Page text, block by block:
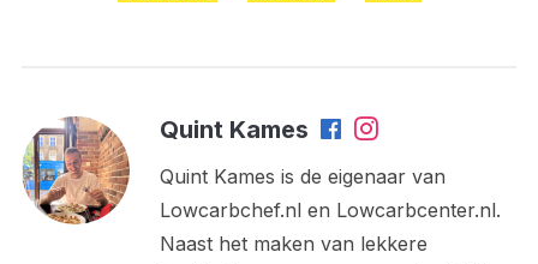
Quint Kames
Quint Kames is de eigenaar van
Lowcarbchef.nl en Lowcarbcenter.nl.
Naast het maken van lekkere